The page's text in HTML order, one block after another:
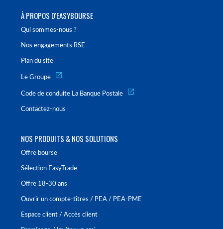
À PROPOS D'EASYBOURSE
Qui sommes-nous ?
Nos engagements RSE
Plan du site
Le Groupe
Code de conduite La Banque Postale
Contactez-nous
NOS PRODUITS & NOS SOLUTIONS
Offre bourse
Sélection EasyTrade
Offre 18-30 ans
Ouvrir un compte-titres / PEA / PEA-PME
Espace client / Accès client